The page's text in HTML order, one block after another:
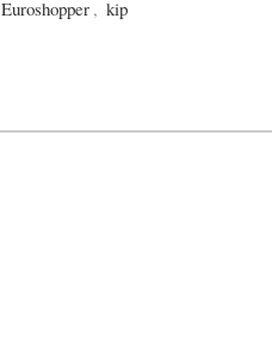
Euroshopper , kip